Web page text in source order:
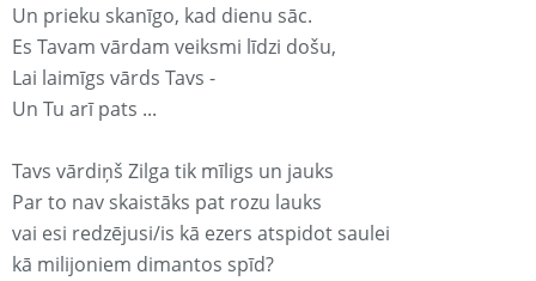
Un prieku skanīgo, kad dienu sāc.
Es Tavam vārdam veiksmi līdzi došu,
Lai laimīgs vārds Tavs -
Un Tu arī pats ...
Tavs vārdiņš Zilga tik mīligs un jauks
Par to nav skaistāks pat rozu lauks
vai esi redzējusi/is kā ezers atspidot saulei
kā milijoniem dimantos spīd?